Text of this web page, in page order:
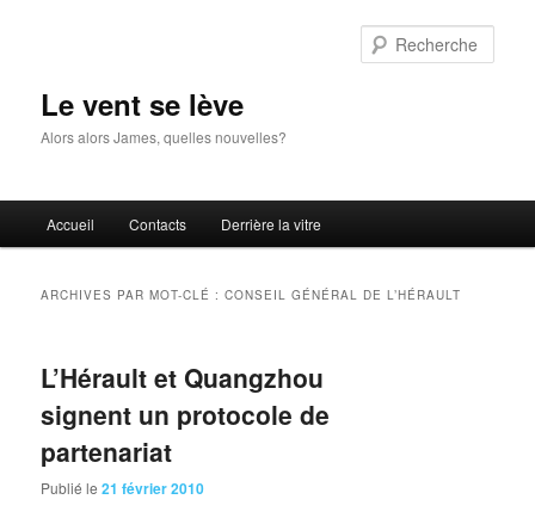
Le vent se lève
Alors alors James, quelles nouvelles?
principal
Accueil Contacts Derrière la vitre
ARCHIVES PAR MOT-CLÉ :CONSEIL GÉNÉRAL DE L’HÉRAULT
L’Hérault et Quangzhou
signent un protocole de
partenariat
Publié le21 février 2010